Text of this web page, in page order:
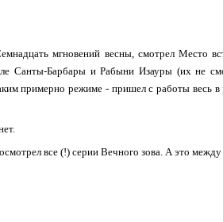
мгновений весны, смотрел Место
Санты-Барбары и Рабыни Изауры (их не
примерно режиме - пришел с работы весь в
все (!) серии Вечного зова. А это